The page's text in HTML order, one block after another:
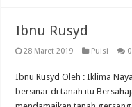
Ibnu Rusyd
28 Maret 2019 Puisi 0
Ibnu Rusyd Oleh : Iklima
bersinar di tanah itu